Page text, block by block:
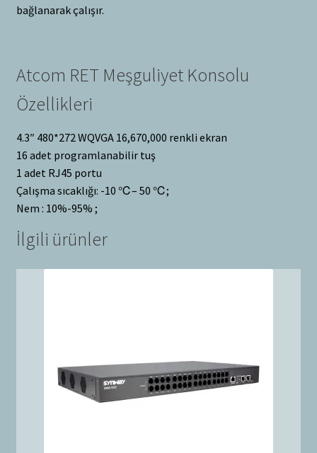
bağlanarak çalışır.
Atcom RET Meşguliyet Konsolu
Özellikleri
4.3″ 480*272 WQVGA 16,670,000 renkli ekran
16 adet programlanabilir tuş
1 adet RJ45 portu
Çalışma sıcaklığı: -10 ℃– 50 ℃;
Nem : 10%-95% ;
İlgili ürünler